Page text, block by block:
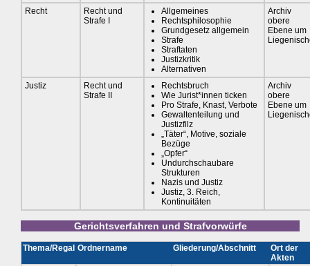
Recht
Recht und
Strafe I
Allgemeines
Rechtsphilosophie
Grundgesetz allgemein
Strafe
Straftaten
Justizkritik
Alternativen
Archiv
obere
Ebene um
Justiz
Recht und
Strafe II
Rechtsbruch
Wie Jurist*innen ticken
Pro Strafe, Knast, Verbote
Gewaltenteilung und
Justizfilz
„Täter“, Motive, soziale
Bezüge
„Opfer“
Undurchschaubare
Strukturen
Nazis und Justiz
Justiz, 3. Reich,
Kontinuitäten
Archiv
obere
Ebene um
Gerichtsverfahren und Strafvorwürfe
Thema/Regal Ordnername Gliederung/Abschnitt
Ort der
Akten